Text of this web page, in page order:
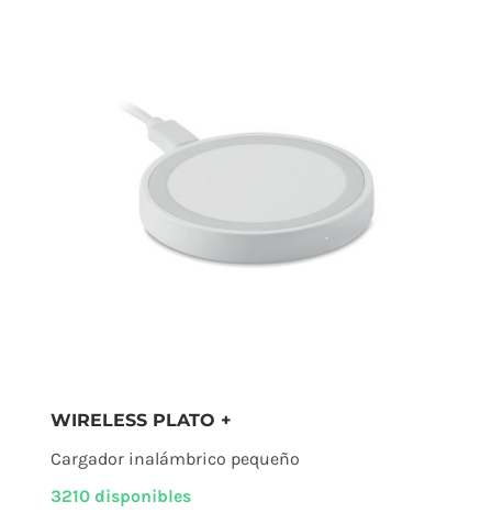
WIRELESS PLATO +
Cargador inalámbrico pequeño
3210 disponibles